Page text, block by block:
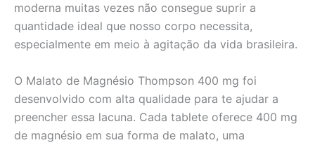
moderna muitas vezes não consegue suprir a
quantidade ideal que nosso corpo necessita,
especialmente em meio à agitação da vida brasileira.
O Malato de Magnésio Thompson 400 mg foi
desenvolvido com alta qualidade para te ajudar a
preencher essa lacuna. Cada tablete oferece 400 mg
de magnésio em sua forma de malato, uma